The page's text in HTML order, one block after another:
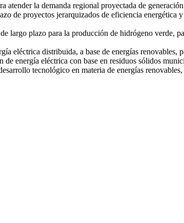
atender la demanda regional proyectada de
de proyectos jerarquizados de eficiencia
largo plazo para la producción de hidrógeno verde,
eléctrica distribuida, a base de energías renovables,
energía eléctrica con base en residuos sólidos
tecnológico en materia de energías